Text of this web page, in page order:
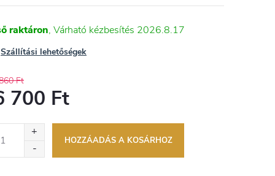
raktáron 2026.8.17
Szállítási lehetőségek
Ft
700 Ft
HOZZÁADÁS A KOSÁRHOZ